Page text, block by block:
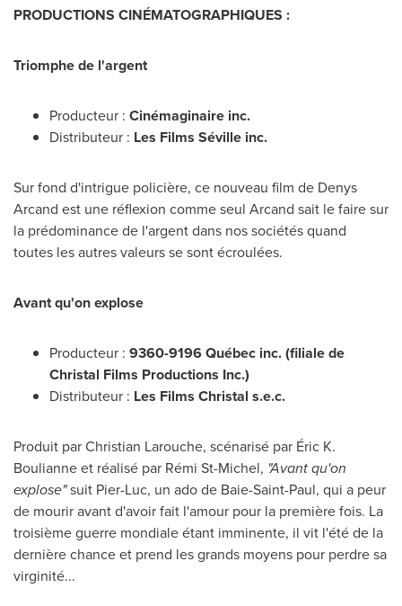
PRODUCTIONS CINÉMATOGRAPHIQUES :
Triomphe de l'argent
Producteur : Cinémaginaire inc.
Distributeur : Les Films Séville inc.
Sur fond d'intrigue policière, ce nouveau film de Denys
Arcand est une réflexion comme seul Arcand sait le faire sur
la prédominance de l'argent dans nos sociétés quand
toutes les autres valeurs se sont écroulées.
Avant qu'on explose
Producteur : 9360-9196 Québec inc. (filiale de
Christal Films Productions Inc.)
Distributeur : Les Films Christal s.e.c.
Produit parChristian Larouche, scénarisé par Éric K.
Boulianne et réalisé par Rémi St-Michel, "Avant qu'on
explose"suit Pier-Luc, un ado de Baie-Saint-Paul, qui a peur
de mourir avant d'avoir fait l'amour pour la première fois. La
troisième guerre mondiale étant imminente, il vit l'été de la
dernière chance et prend les grands moyens pour perdre sa
virginité...